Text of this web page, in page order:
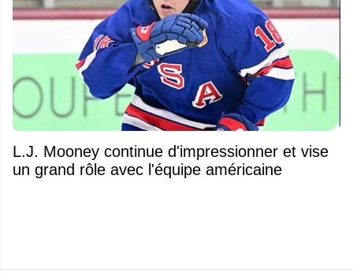
L.J. Mooney continue d'impressionner et vise
un grand rôle avec l'équipe américaine